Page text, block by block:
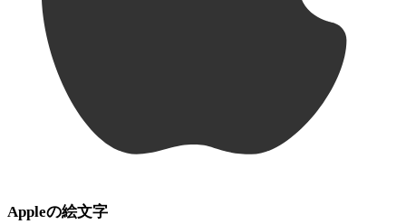
Appleの絵文字